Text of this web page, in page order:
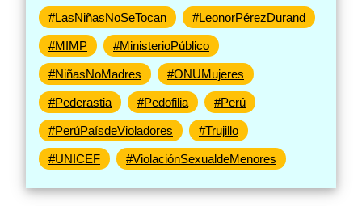
#LasNiñasNoSeTocan #LeonorPérezDurand
#MIMP #MinisterioPúblico
#NiñasNoMadres #ONUMujeres
#Pederastia #Pedofilia #Perú
#PerúPaísdeVioladores #Trujillo
#UNICEF #ViolaciónSexualdeMenores